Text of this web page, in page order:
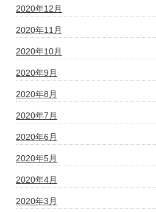
2020年12月
2020年11月
2020年10月
2020年9月
2020年8月
2020年7月
2020年6月
2020年5月
2020年4月
2020年3月